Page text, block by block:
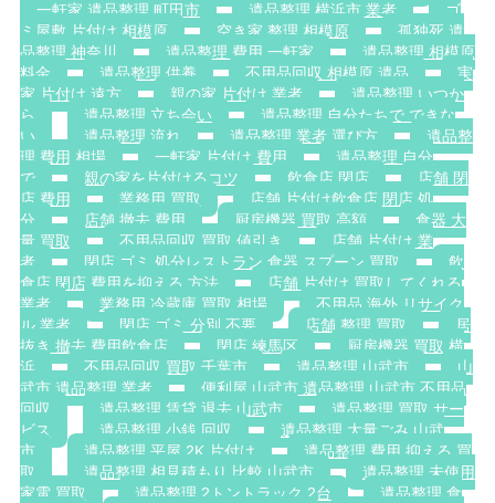
一軒家 遺品整理 町田市
遺品整理 横浜市 業者
ゴ
ミ屋敷 片付け 相模原
空き家 整理 相模原
孤独死 遺
品整理 神奈川
遺品整理 費用 一軒家
遺品整理 相模原
料金
遺品整理 供養 不用品回収 相模原 遺品
実
家 片付け 遠方
親の家 片付け 業者
遺品整理 いつか
ら
遺品整理 立ち会い
遺品整理 自分たちで できな
い
遺品整理 流れ 遺品整理 業者 選び方
遺品整
理 費用 相場
一軒家 片付け 費用
遺品整理 自分
で
親の家を片付けるコツ 飲食店 閉店
店舗 閉
店 費用
業務用 買取
店舗 片付け飲食店 閉店 処
分
店舗 撤去 費用 厨房機器 買取 高額
食器 大
量 買取
不用品回収 買取 値引き
店舗 片付け 業
者
閉店 ゴミ 処分レストラン 食器 スプーン 買取
飲
食店 閉店 費用を抑える 方法
店舗 片付け 買取してくれる
業者
業務用 冷蔵庫 買取 相場
不用品 海外 リサイク
ル 業者
閉店 ゴミ 分別 不要 店舗 整理 買取
居
抜き 撤去 費用飲食店
閉店 練馬区
厨房機器 買取 横
浜
不用品回収 買取 千葉市 遺品整理 山武市
山
武市 遺品整理 業者
便利屋 山武市 遺品整理 山武市 不用品
回収
遺品整理 賃貸 退去 山武市
遺品整理 買取 サー
ビス
遺品整理 小銭 回収
遺品整理 大量ごみ 山武
市
遺品整理 平屋 2K 片付け
遺品整理 費用 抑える 買
取
遺品整理 相見積もり 比較 山武市
遺品整理 未使用
家電 買取
遺品整理 2トントラック 2台
遺品整理 食